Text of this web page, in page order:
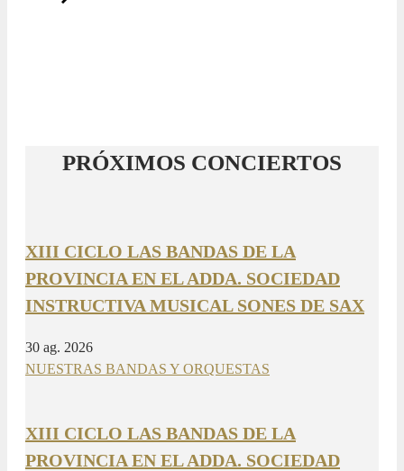
PRÓXIMOS CONCIERTOS
XIII CICLO LAS BANDAS DE LA
PROVINCIA EN EL ADDA. SOCIEDAD
INSTRUCTIVA MUSICAL SONES DE SAX
30 ag. 2026
NUESTRAS BANDAS Y ORQUESTAS
XIII CICLO LAS BANDAS DE LA
PROVINCIA EN EL ADDA. SOCIEDAD